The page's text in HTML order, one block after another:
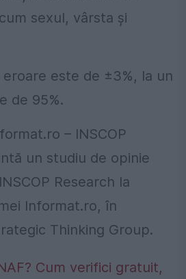
sexul, vârsta și
eroare este de ±3%, la un
de 95%.
– INSCOP
un studiu de opinie
Research la
Informat.ro, în
Thinking Group.
Cum verifici gratuit,